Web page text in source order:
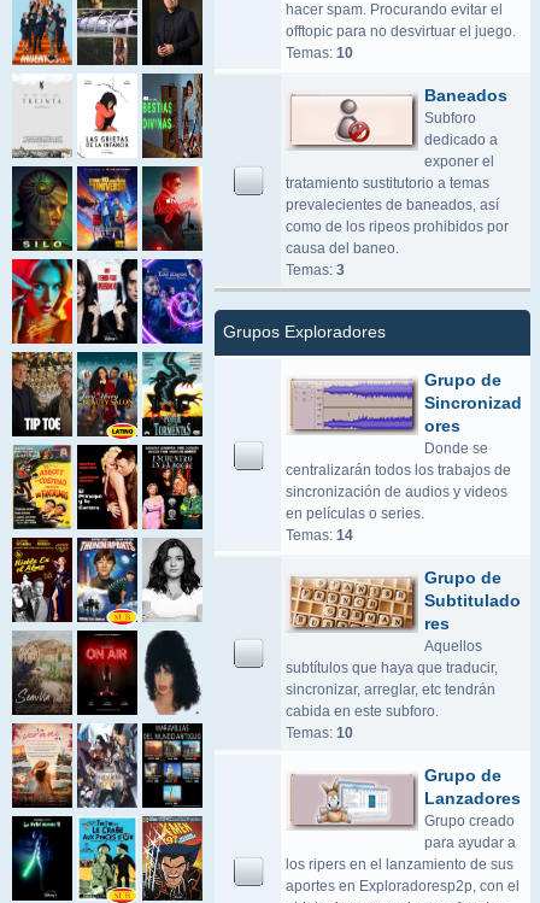
hacer spam. Procurando evitar el
offtopic para no desvirtuar el juego.
Temas: 10
Baneados
Subforo
dedicado a
exponer el
tratamiento sustitutorio a temas
prevalecientes de baneados, así
como de los ripeos prohibidos por
causa del baneo.
Temas: 3
Grupos Exploradores
Grupo de
Sincronizad
ores
Donde se
centralizarán todos los trabajos de
sincronización de audios y videos
en películas o series.
Temas: 14
Grupo de
Subtitulado
res
Aquellos
subtítulos que haya que traducir,
sincronizar, arreglar, etc tendrán
cabida en este subforo.
Temas: 10
Grupo de
Lanzadores
Grupo creado
para ayudar a
los ripers en el lanzamiento de sus
aportes en Exploradoresp2p, con el